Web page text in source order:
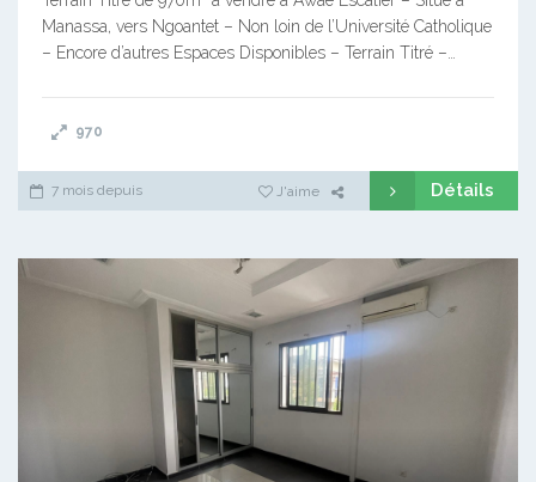
Manassa, vers Ngoantet – Non loin de l’Université Catholique
– Encore d’autres Espaces Disponibles – Terrain Titré –…
970
7 mois depuis J'aime Détails